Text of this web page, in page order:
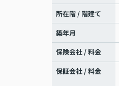
所在階 / 階建て
築年月
保険会社 / 料金
保証会社 / 料金